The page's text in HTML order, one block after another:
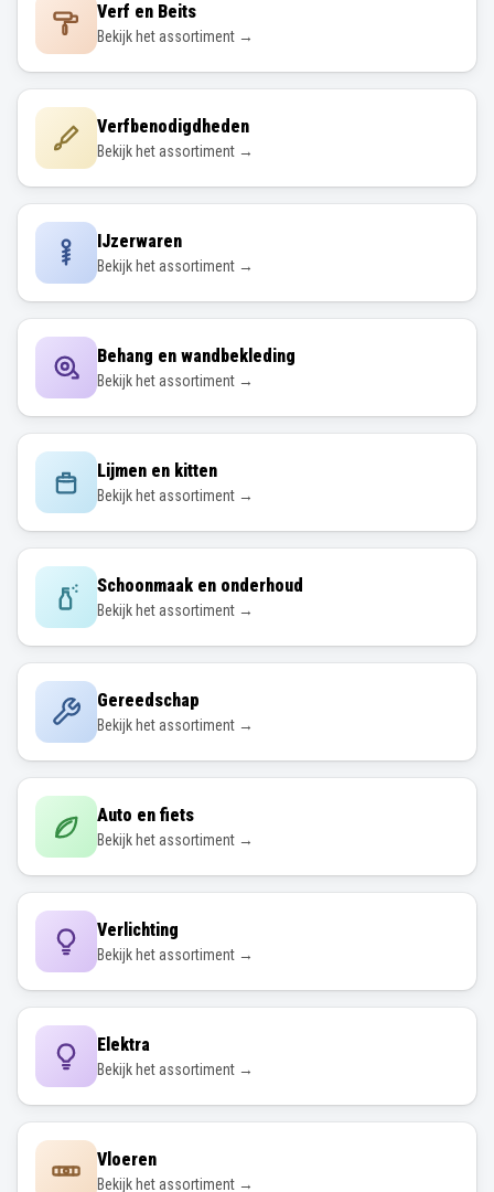
Verf en Beits
Bekijk het assortiment →
Verfbenodigdheden
Bekijk het assortiment →
IJzerwaren
Bekijk het assortiment →
Behang en wandbekleding
Bekijk het assortiment →
Lijmen en kitten
Bekijk het assortiment →
Schoonmaak en onderhoud
Bekijk het assortiment →
Gereedschap
Bekijk het assortiment →
Auto en fiets
Bekijk het assortiment →
Verlichting
Bekijk het assortiment →
Elektra
Bekijk het assortiment →
Vloeren
Bekijk het assortiment →